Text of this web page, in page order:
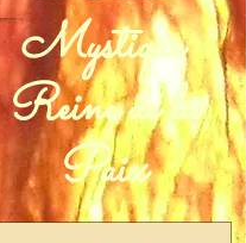
Mystique
Reine de la
Paix